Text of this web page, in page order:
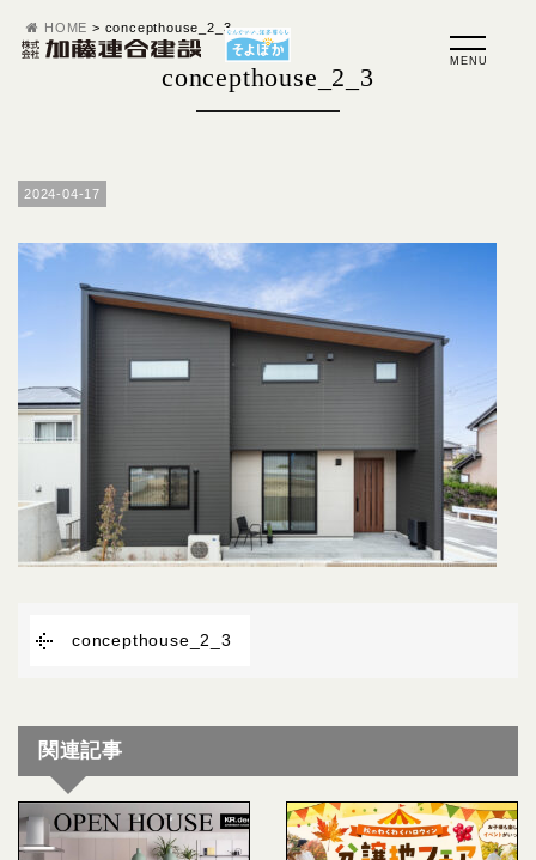
HOME > concepthouse_2_3
concepthouse_2_3
2024-04-17
concepthouse_2_3
関連記事